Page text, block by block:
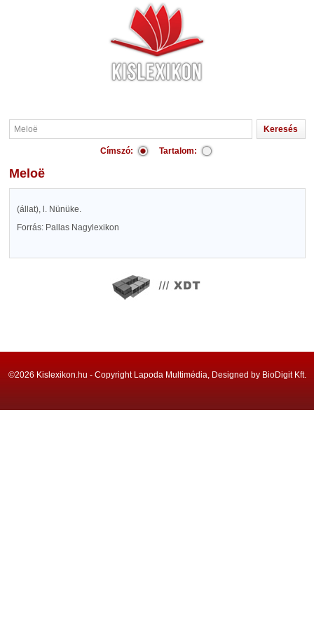
Címszó: Tartalom:
Meloë
(állat), l. Nünüke.
Forrás: Pallas Nagylexikon
©2026 Kislexikon.hu - Copyright Lapoda Multimédia, Designed by BioDigit Kft.